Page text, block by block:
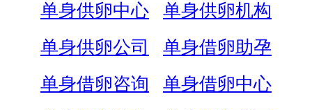
单身供卵中心
单身供卵机构
单身供卵公司
单身借卵助孕
单身借卵咨询
单身借卵中心